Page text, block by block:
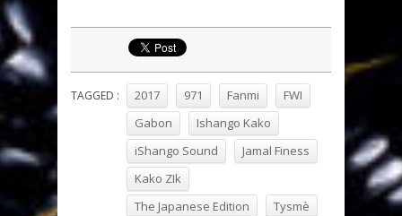
TAGGED : 2017 971 Fanmi
FWI
Gabon
Ishango Kako
iShango Sound
Jamal Finess
Kako ZIk
The Japanese Edition
Tysmè